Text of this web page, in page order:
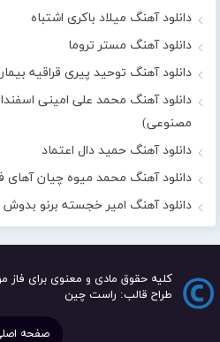
دانلود آهنگ میلاد باکری اشتباه
دانلود آهنگ مستر تروما
دانلود آهنگ توحید پیری قراقیه
دانلود آهنگ محمد علی امینی
مصنوعی)
دانلود آهنگ حمید دال اعتماد
دانلود آهنگ محمد میوه چیان آهای
دانلود آهنگ امیر خجسته برنو بدوش ۲
کلیه حقوق مادی و معنوی برای
طراح قالب: راست چین
صفحه